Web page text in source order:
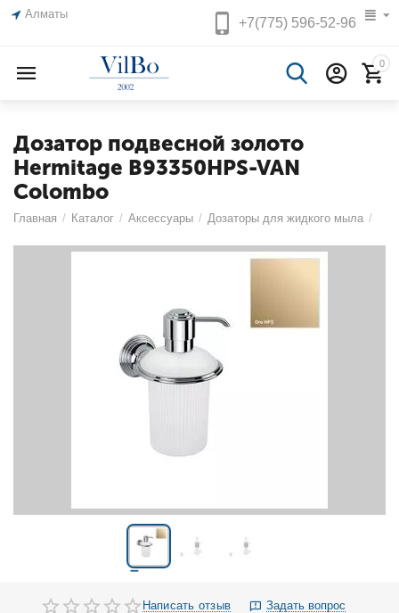
Алматы
+7(775)596-52-96
0
Дозатор подвесной золото
Hermitage B93350HPS-VAN
Colombo
Главная / Каталог / Аксессуары / Дозаторы для жидкого мыла /
Написать отзыв
Задать вопрос